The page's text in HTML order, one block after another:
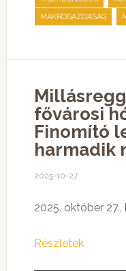
MAKROGAZDASÁG ,
fővárosi
Finomító
harmadik
2025-10-27
2025. október
Részletek